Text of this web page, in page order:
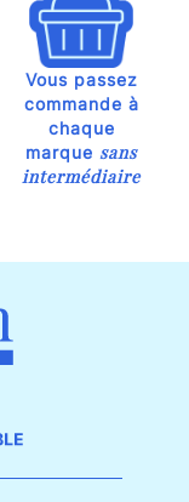
Vous passez
commande à
chaque
marque sans
intermédiaire